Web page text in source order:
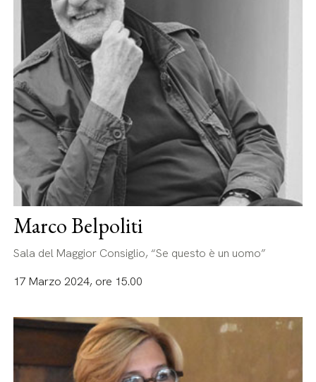
Marco Belpoliti
Sala del Maggior Consiglio, “Se questo è un uomo”
17 Marzo 2024, ore 15.00